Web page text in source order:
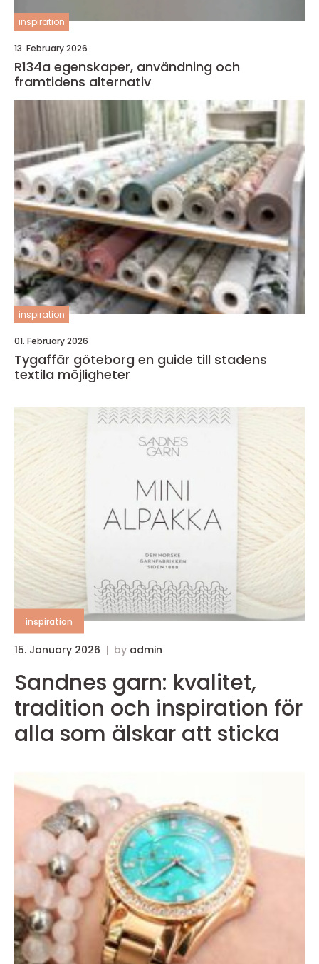
inspiration
13. February 2026
R134a egenskaper, användning och
framtidens alternativ
inspiration
01. February 2026
Tygaffär göteborg en guide till stadens
textila möjligheter
inspiration
15. January 2026 by admin
Sandnes garn: kvalitet,
tradition och inspiration för
alla som älskar att sticka